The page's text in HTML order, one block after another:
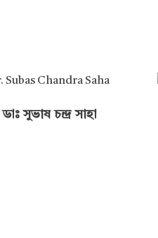
সুভাষ চন্দ্র সাহা